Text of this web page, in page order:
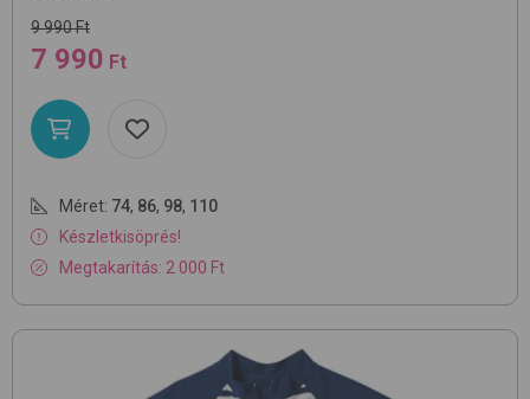
9 990 Ft
7 990 Ft
Méret: 74, 86, 98, 110
Készletkisöprés!
Megtakarítás: 2 000 Ft